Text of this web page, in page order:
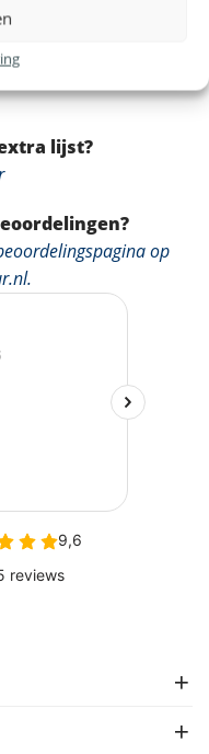
→
lijst?
op
.